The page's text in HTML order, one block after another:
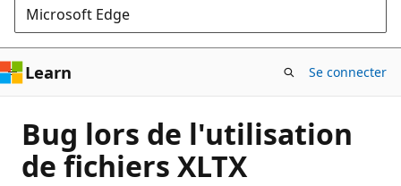
Microsoft Edge
Learn Se connecter
Bug lors de l'utilisation
de fichiers XLTX